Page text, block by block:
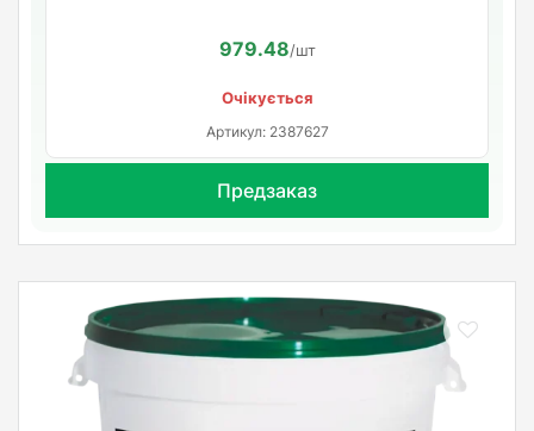
979.48/шт
Очікується
Артикул: 2387627
Предзаказ